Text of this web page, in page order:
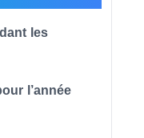
les
l’année